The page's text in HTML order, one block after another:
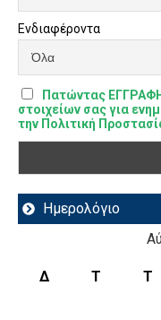
Ενδιαφέροντα
Πατώντας
στοιχείων σας για
την Πολιτική
Ημερολόγιο
Δ Τ Τ